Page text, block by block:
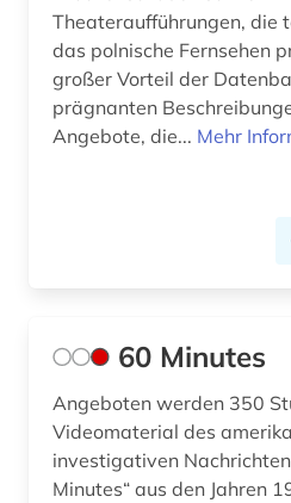
ddr (1)
ddr-presse (1)
ddr-zeitungsportal (1)
dekorative kunst (1)
design (10)
desinformation (1)
Theateraufführungen, die
das polnische Fernsehen
großer Vorteil der
prägnanten
Angebote, die... Mehr
60 Minutes
Angeboten werden 350
Videomaterial des
investigativen
Minutes“ aus den Jahren